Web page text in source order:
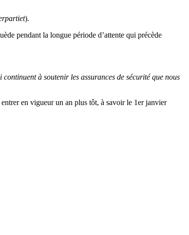
).
pendant la longue période d’attente qui précède
à soutenir les assurances de sécurité que nous
en vigueur un an plus tôt, à savoir le 1er janvier